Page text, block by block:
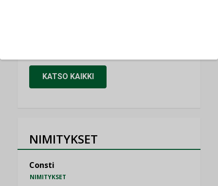
KATSO KAIKKI
NIMITYKSET
Consti
NIMITYKSET